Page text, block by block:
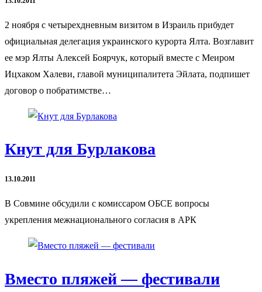
2 ноября с четырехдневным визитом в Израиль прибудет
официальная делегация украинского курорта Ялта. Возглавит
ее мэр Ялты Алексей Боярчук, который вместе с Меиром
Ицхаком Халеви, главой муниципалитета Эйлата, подпишет
договор о побратимстве…
Кнут для Бурлакова
13.10.2011
В Совмине обсудили с комиссаром ОБСЕ вопросы
укрепления межнационального согласия в АРК
Вместо пляжей — фестивали